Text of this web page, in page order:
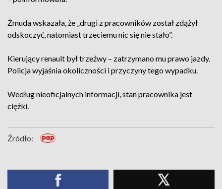
Żmuda wskazała, że „drugi z pracowników został zdążył
odskoczyć, natomiast trzeciemu nic się nie stało”.
Kierujący renault był trzeźwy – zatrzymano mu prawo jazdy.
Policja wyjaśnia okoliczności i przyczyny tego wypadku.
Według nieoficjalnych informacji, stan pracownika jest
ciężki.
Źródło: